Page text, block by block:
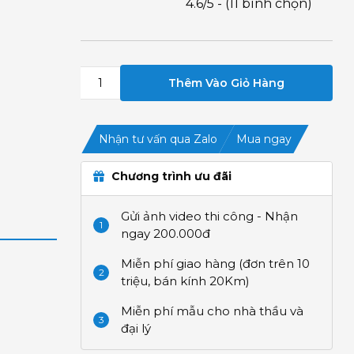
4.6/5 - (11 bình chọn)
Thêm Vào Giỏ Hàng
Nhận tư vấn qua Zalo Mua ngay
Chương trình ưu đãi
1
Gửi ảnh video thi công - Nhận
ngay 200.000đ
2
Miễn phí giao hàng (đơn trên 10
triệu, bán kính 20Km)
3
Miễn phí mẫu cho nhà thầu và
đại lý